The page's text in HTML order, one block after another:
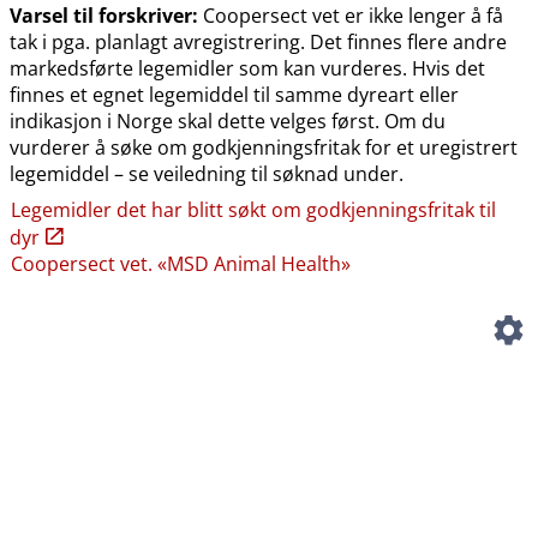
Varsel til forskriver: Coopersect vet er ikke lenger å få
tak i pga. planlagt avregistrering. Det finnes flere andre
markedsførte legemidler som kan vurderes. Hvis det
finnes et egnet legemiddel til samme dyreart eller
indikasjon i Norge skal dette velges først. Om du
vurderer å søke om godkjenningsfritak for et uregistrert
legemiddel – se veiledning til søknad under.
Legemidler det har blitt søkt om godkjenningsfritak til
dyr
Coopersect vet. «MSD Animal Health»